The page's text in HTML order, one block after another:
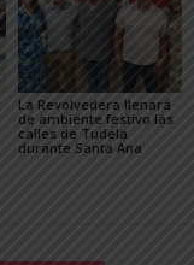
La Revolvedera llenará
de ambiente festivo las
calles de Tudela
durante Santa Ana